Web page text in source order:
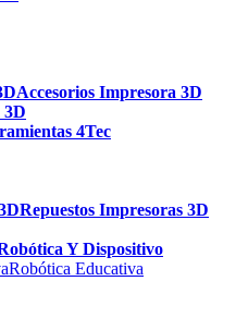
Accesorios Impresora 3D
3D
4Tec
Repuestos Impresoras 3D
Y Dispositivo
Robótica Educativa